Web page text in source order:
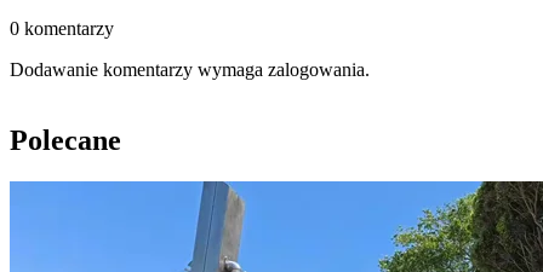
0 komentarzy
Dodawanie komentarzy wymaga zalogowania.
Polecane